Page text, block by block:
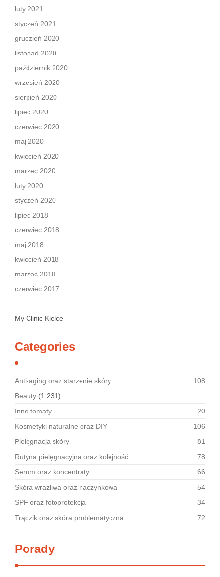
luty 2021
styczeń 2021
grudzień 2020
listopad 2020
październik 2020
wrzesień 2020
sierpień 2020
lipiec 2020
czerwiec 2020
maj 2020
kwiecień 2020
marzec 2020
luty 2020
styczeń 2020
lipiec 2018
czerwiec 2018
maj 2018
kwiecień 2018
marzec 2018
czerwiec 2017
My Clinic Kielce
Categories
Anti-aging oraz starzenie skóry
108
Beauty (1 231)
Inne tematy
20
Kosmetyki naturalne oraz DIY
106
Pielęgnacja skóry
81
Rutyna pielęgnacyjna oraz kolejność
78
Serum oraz koncentraty
66
Skóra wrażliwa oraz naczynkowa
54
SPF oraz fotoprotekcja
34
Trądzik oraz skóra problematyczna
72
Porady